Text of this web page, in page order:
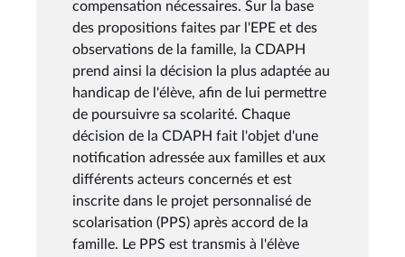
compensation nécessaires. Sur la base
des propositions faites par l'EPE et des
observations de la famille, la CDAPH
prend ainsi la décision la plus adaptée au
handicap de l'élève, afin de lui permettre
de poursuivre sa scolarité. Chaque
décision de la CDAPH fait l'objet d'une
notification adressée aux familles et aux
différents acteurs concernés et est
inscrite dans le projet personnalisé de
scolarisation (PPS) après accord de la
famille. Le PPS est transmis à l'élève